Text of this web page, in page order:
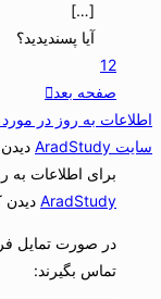
[…]
آیا پسندیدید؟
12
صفحه بعد
اطلاعات به روز در
سایت AradStudy
دیدن
برای اطلاعات به
AradStudy دیدن
در صورت تمایل
تماس بگیرند: